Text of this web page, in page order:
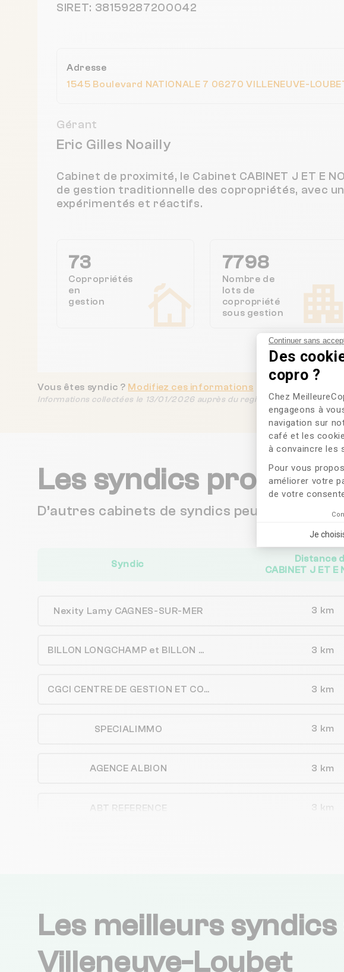
Continuer sans
Des
copro ?
Chez
engageons à
navigation sur
café et les
à convaincre les
Pour vous
améliorer votre
de votre
Je
SIRET: 38159287200042
Adresse
1545 Boulevard NATIONALE 7 06270 VILLENEUVE-
Gérant
Eric Gilles Noailly
Cabinet de proximité, le Cabinet CABINET J ET E
de gestion traditionnelle des copropriétés, avec
expérimentés et réactifs.
73
Copropriétés
en
gestion
7798
Nombre de
lots de
copropriété
sous gestion
Vous êtes syndic ? Modifiez ces informations
Informations collectées le 13/01/2026 auprès du registre des
Les syndics proches
D’autres cabinets de syndics peuvent
Syndic
Distance
CABINET J ET E
Nexity Lamy CAGNES-SUR-MER 3 km
BILLON LONGCHAMP et BILLON TRIAM-IMMO 3 km
CGCI CENTRE DE GESTION ET CONSEILS IMMOBILIERS 3 km
SPECIALIMMO 3 km
AGENCE ALBION 3 km
ABT REFERENCE 3 km
CABINET DOMI-SILE 5 km
PRESTIMMO
Les meilleurs
Villeneuve-Loubet